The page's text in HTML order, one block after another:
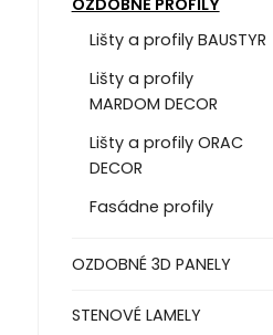
OZDOBNÉ PROFILY
Lišty a profily BAUSTYR
Lišty a profily
MARDOM DECOR
Lišty a profily ORAC
DECOR
Fasádne profily
OZDOBNÉ 3D PANELY
STENOVÉ LAMELY